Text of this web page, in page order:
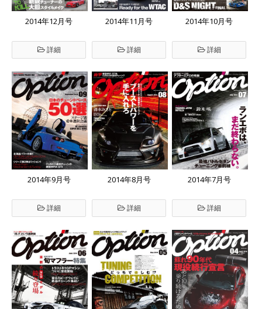
2014年12月号
詳細
2014年11月号
詳細
2014年10月号
詳細
2014年9月号
詳細
2014年8月号
詳細
2014年7月号
詳細